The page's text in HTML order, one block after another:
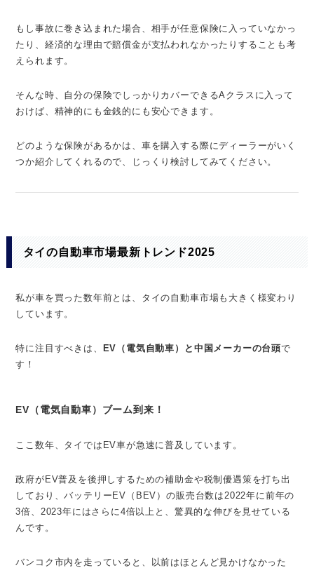
もし事故に巻き込まれた場合、相手が任意保険に入っていなかっ
たり、経済的な理由で賠償金が支払われなかったりすることも考
えられます。
そんな時、自分の保険でしっかりカバーできるAクラスに入って
おけば、精神的にも金銭的にも安心できます。
どのような保険があるかは、車を購入する際にディーラーがいく
つか紹介してくれるので、じっくり検討してみてください。
タイの自動車市場最新トレンド2025
私が車を買った数年前とは、タイの自動車市場も大きく様変わり
しています。
特に注目すべきは、 EV（電気自動車）と中国メーカーの台頭で
す！
EV（電気自動車）ブーム到来！
ここ数年、タイではEV車が急速に普及しています。
政府がEV普及を後押しするための補助金や税制優遇策を打ち出
しており、バッテリーEV（BEV）の販売台数は2022年に前年の
3倍、2023年にはさらに4倍以上と、驚異的な伸びを見せている
んです。
バンコク市内を走っていると、以前はほとんど見かけなかった